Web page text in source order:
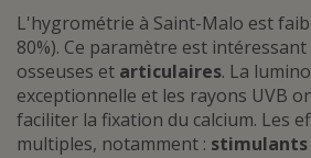
L'hygrométrie à Saint-Malo est
80%). Ce paramètre est
osseuses et articulaires. La
exceptionnelle et les rayons UVB
faciliter la fixation du calcium. Les
multiples, notamment : stimulants